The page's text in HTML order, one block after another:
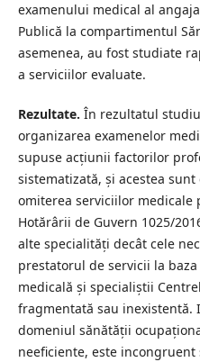
examenului medical al
Publică la compartimentul
asemenea, au fost studiate
a serviciilor evaluate.
Rezultate. În rezultatul
organizarea examenelor
supuse acțiunii factorilor
sistematizată, și acestea
omiterea serviciilor medicale
Hotărârii de Guvern 1025/
alte specialități decât cele
prestatorul de servicii la
medicală și specialiștii
fragmentată sau inexistentă.
domeniul sănătății
neeficiente, este